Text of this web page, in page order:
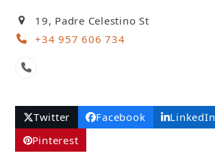
19, Padre Celestino St
+34 957 606 734
Phone
Twitter Facebook LinkedIn
Pinterest